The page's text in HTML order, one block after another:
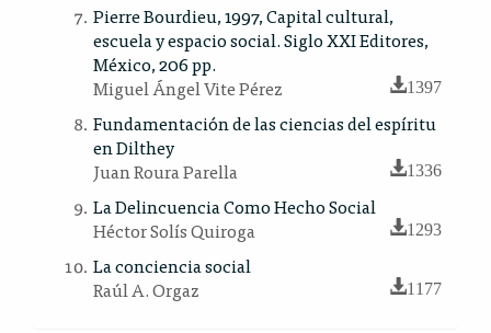
Pierre Bourdieu, 1997, Capital cultural,
escuela y espacio social. Siglo XXI Editores,
México, 206 pp.
Miguel Ángel Vite Pérez
1397
Fundamentación de las ciencias del espíritu
en Dilthey
Juan Roura Parella
1336
La Delincuencia Como Hecho Social
Héctor Solís Quiroga
1293
La conciencia social
Raúl A. Orgaz
1177